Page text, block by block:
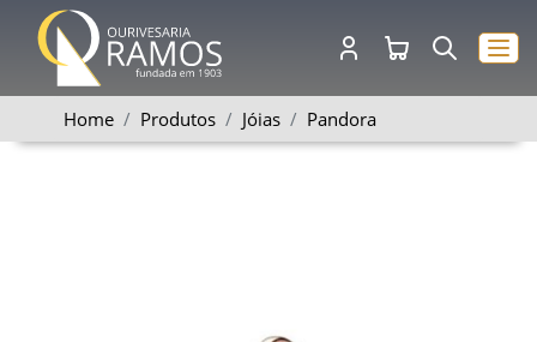
Home Produtos Jóias Pandora